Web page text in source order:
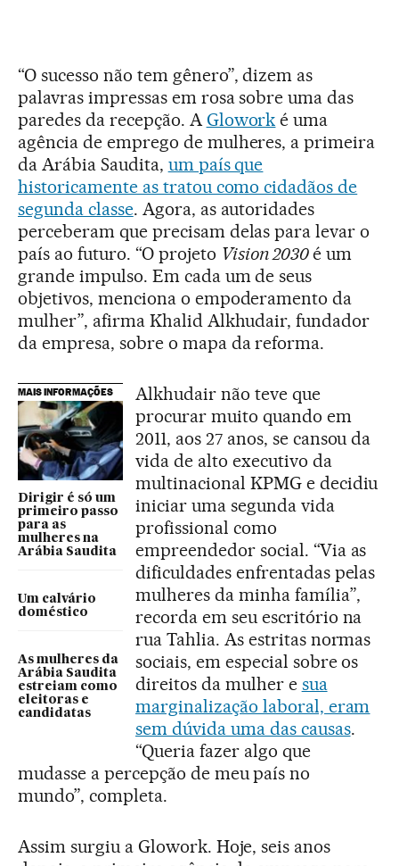
“O sucesso não tem gênero”, dizem as
palavras impressas em rosa sobre uma das
paredes da recepção. AGlowork é uma
agência de emprego de mulheres, a primeira
da Arábia Saudita, um país que
historicamente as tratou como cidadãos de
segunda classe. Agora, as autoridades
perceberam que precisam delas para levar o
país ao futuro. “O projeto Vision 2030é um
grande impulso. Em cada um de seus
objetivos, menciona o empoderamento da
mulher”, afirma Khalid Alkhudair, fundador
da empresa, sobre o mapa da reforma.
MAIS INFORMAÇÕES
Dirigir é só um
primeiro passo
para as
mulheres na
Arábia Saudita
Um calvário
doméstico
As mulheres da
Arábia Saudita
estreiam como
eleitoras e
candidatas
Alkhudair não teve que
procurar muito quando em
2011, aos 27 anos, se cansou da
vida de alto executivo da
multinacional KPMG e decidiu
iniciar uma segunda vida
profissional como
empreendedor social. “Via as
dificuldades enfrentadas pelas
mulheres da minha família”,
recorda em seu escritório na
rua Tahlia. As estritas normas
sociais, em especial sobre os
direitos da mulher e sua
marginalização laboral, eram
sem dúvida uma das causas.
“Queria fazer algo que
mudasse a percepção de meu país no
mundo”, completa.
Assim surgiu a Glowork. Hoje, seis anos